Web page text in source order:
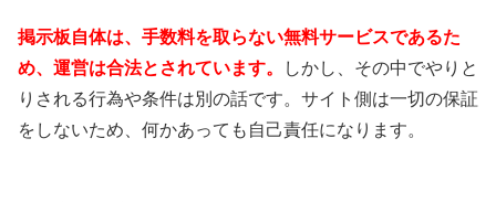
掲示板自体は、手数料を取らない無料サービスであるた
め、運営は合法とされています。
しかし、その中でやりと
りされる行為や条件は別の話です。サイト側は一切の保証
をしないため、何かあっても自己責任になります。